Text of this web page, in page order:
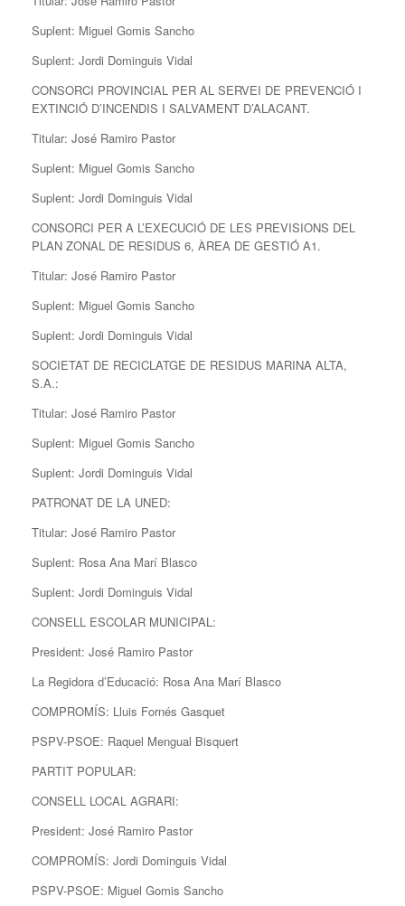
Suplent: Miguel Gomis Sancho
Suplent: Jordi Dominguis Vidal
CONSORCI PROVINCIAL PER AL SERVEI DE PREVENCIÓ I
EXTINCIÓ D’INCENDIS I SALVAMENT D’ALACANT.
Titular: José Ramiro Pastor
Suplent: Miguel Gomis Sancho
Suplent: Jordi Dominguis Vidal
CONSORCI PER A L’EXECUCIÓ DE LES PREVISIONS DEL
PLAN ZONAL DE RESIDUS 6, ÀREA DE GESTIÓ A1.
Titular: José Ramiro Pastor
Suplent: Miguel Gomis Sancho
Suplent: Jordi Dominguis Vidal
SOCIETAT DE RECICLATGE DE RESIDUS MARINA ALTA,
S.A.:
Titular: José Ramiro Pastor
Suplent: Miguel Gomis Sancho
Suplent: Jordi Dominguis Vidal
PATRONAT DE LA UNED:
Titular: José Ramiro Pastor
Suplent: Rosa Ana Marí Blasco
Suplent: Jordi Dominguis Vidal
CONSELL ESCOLAR MUNICIPAL:
President: José Ramiro Pastor
La Regidora d’Educació: Rosa Ana Marí Blasco
COMPROMÍS: Lluis Fornés Gasquet
PSPV-PSOE: Raquel Mengual Bisquert
PARTIT POPULAR:
CONSELL LOCAL AGRARI:
President: José Ramiro Pastor
COMPROMÍS: Jordi Dominguis Vidal
PSPV-PSOE: Miguel Gomis Sancho